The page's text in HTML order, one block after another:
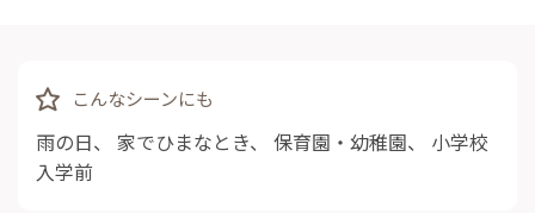
こんなシーンにも
雨の日、 家でひまなとき、 保育園・幼稚園、
小学校
入学前